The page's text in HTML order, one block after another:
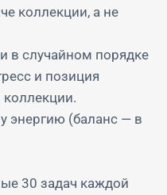
коллекции, а не
в случайном порядке
и позиция
энергию (баланс — в
30 задач каждой